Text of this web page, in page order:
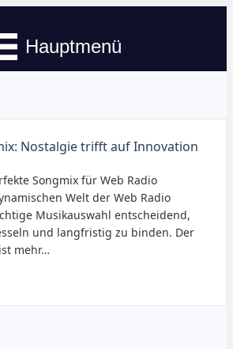
Hauptmenü
Nostalgie trifft auf Innovation
Songmix für Web Radio
Welt der Web Radio
Musikauswahl entscheidend,
und langfristig zu binden. Der
mehr…